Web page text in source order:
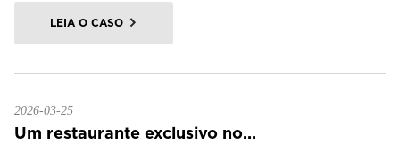
LEIA O CASO
2026-03-25
Um restaurante exclusivo no...